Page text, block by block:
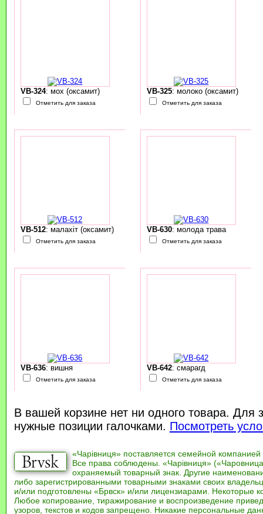
VB-324: мох (оксамит)
Отметить для заказа
VB-325: молоко (оксамит)
Отметить для заказа
VB-512: малахіт (оксамит)
Отметить для заказа
VB-630: молода трава
Отметить для заказа
VB-636: вишня
Отметить для заказа
VB-642: смарагд
Отметить для заказа
В вашей корзине нет ни одного товара. Для
нужные позиции галочками. Посмотреть
«Чарівниця» поставляется семейной компанией
Все права соблюдены. «Чарівниця»
охраняемый товарный знак. Другие
либо зарегистрированными товарными знаками своих
и/или подготовлены «Брвск» и/или лицензиарами. Некоторые
Любое копирование, тиражирование и воспроизведение
узоров, текстов и кодов запрещено. Никакие персональные